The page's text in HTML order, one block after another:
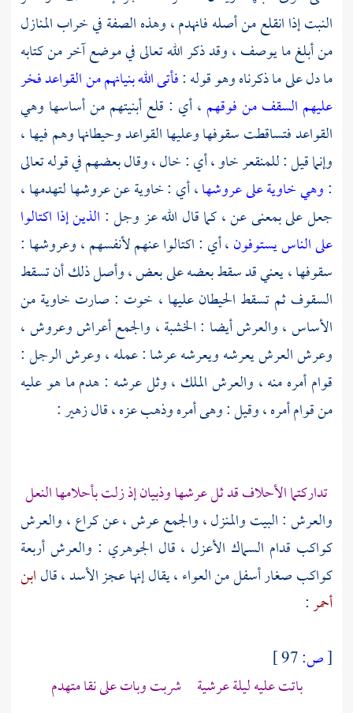
النبت إذا انقلع من أصله فانهدم ، وهذه الصفة في خراب المنازل
من أبلغ ما يوصف ، وقد ذكر الله تعالى في موضع آخر من كتابه
ما دل على ما ذكرناه وهو قوله :فأتى الله بنيانهم من القواعد فخر
عليهم السقف من فوقهم ، أي : قلع أبنيتهم من أساسها وهي
القواعد فتساقطت سقوفها وعليها القواعد وحيطانها وهم فيها ،
وإنما قيل : للمنقعر خاو ، أي : خال ، وقال بعضهم في قوله تعالى
:وهي خاوية على عروشها، أي : خاوية عن عروشها لتهدمها ،
جعل على بمعنى عن ، كما قال الله عز وجل : الذين إذا اكتالوا
على الناس يستوفون، أي : اكتالوا عنهم لأنفسهم ، وعروشها :
سقوفها ، يعني قد سقط بعضه على بعض ، وأصل ذلك أن تسقط
السقوف ثم تسقط الحيطان عليها ، خوت : صارت خاوية من
الأساس ، والعرش أيضا : الخشبة ، والجمع أعراش وعروش ،
وعرش العرش يعرشه ويعرشه عرشا : عمله ، وعرش الرجل :
قوام أمره منه ، والعرش الملك ، وثل عرشه : هدم ما هو عليه
من قوام أمره ، وقيل : وهى أمره وذهب عزه ، قالزهير:
تداركتما الأحلاف قد ثل عرشها وذبيان إذ زلت بأحلامها النعل
والعرش : البيت والمنزل ، والجمع عرش ، عنكراع، والعرش
كواكب قدام السماك الأعزل ، قال الجوهري : والعرش أربعة
كواكب صغار أسفل من العواء ، يقال إنها عجز الأسد ، قالابن
أحمر:
[ص:
باتت عليه ليلة عرشية شربت وبات على نقا متهدم